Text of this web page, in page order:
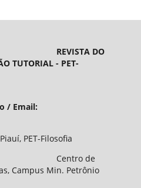
REVISTA DO
TUTORIAL - PET-
PET-Filosofia
de
Campus Min. Petrônio